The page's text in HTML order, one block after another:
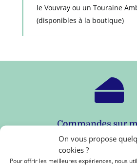
On vous propose
cookies ?
Pour offrir les meilleures expériences, nous
le Vouvray ou un Touraine
(disponibles à la boutique)

Commandes sur
Plateaux, fromages à la pièce,
pour vos événements
d'entreprises ...).